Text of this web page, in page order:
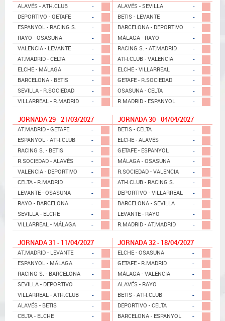
ALAVÉS - ATH.CLUB -
DEPORTIVO - GETAFE -
ESPANYOL - RACING S. -
RAYO - OSASUNA -
VALENCIA - LEVANTE -
AT.MADRID - CELTA -
ELCHE - MÁLAGA -
BARCELONA - BETIS -
SEVILLA - R.SOCIEDAD -
VILLARREAL - R.MADRID -
ALAVÉS - SEVILLA -
BETIS - LEVANTE -
BARCELONA - DEPORTIVO -
MÁLAGA - RAYO -
RACING S. - AT.MADRID -
ATH.CLUB - VALENCIA -
ELCHE - VILLARREAL -
GETAFE - R.SOCIEDAD -
OSASUNA - CELTA -
R.MADRID - ESPANYOL -
JORNADA 29 - 21/03/2027
AT.MADRID - GETAFE -
ESPANYOL - ATH.CLUB -
RACING S. - BETIS -
R.SOCIEDAD - ALAVÉS -
VALENCIA - DEPORTIVO -
CELTA - R.MADRID -
LEVANTE - OSASUNA -
RAYO - BARCELONA -
SEVILLA - ELCHE -
VILLARREAL - MÁLAGA -
JORNADA 30 - 04/04/2027
BETIS - CELTA -
ELCHE - ALAVÉS -
GETAFE - ESPANYOL -
MÁLAGA - OSASUNA -
R.SOCIEDAD - VALENCIA -
ATH.CLUB - RACING S. -
DEPORTIVO - VILLARREAL -
BARCELONA - SEVILLA -
LEVANTE - RAYO -
R.MADRID - AT.MADRID -
JORNADA 31 - 11/04/2027
AT.MADRID - LEVANTE -
ESPANYOL - MÁLAGA -
RACING S. - BARCELONA -
SEVILLA - DEPORTIVO -
VILLARREAL - ATH.CLUB -
ALAVÉS - BETIS -
CELTA - ELCHE -
JORNADA 32 - 18/04/2027
ELCHE - OSASUNA -
GETAFE - R.MADRID -
MÁLAGA - VALENCIA -
ALAVÉS - RAYO -
BETIS - ATH.CLUB -
DEPORTIVO - CELTA -
BARCELONA - ESPANYOL -